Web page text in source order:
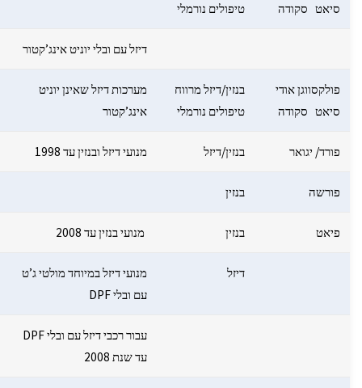
סיאט סקודה
טיפולים נורמלי
דיזל עם ובלי יוניט אינג’קטור
פולקסווגן אודי
סיאט סקודה
בנזין/דיזל מרווח
טיפולים נורמלי
מערכות דיזל שאינן יוניט
אינג’קטור
פורד/ יגואר בנזין/דיזל מנועי דיזל ובנזין עד 1998
פורשה בנזין
פיאט בנזין מנועי בנזין עד 2008
דיזל
מנועי דיזל במיוחד מולטי ג’ט
עם ובלי DPF
עבור רכבי דיזל עם ובלי DPF
עד שנת 2008